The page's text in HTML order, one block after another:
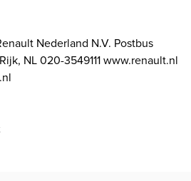
Nederland N.V. Postbus
NL 020-3549111 www.renault.nl